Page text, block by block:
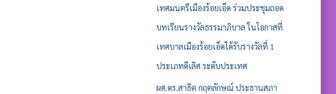
เทศมนตรีเมืองร้อยเอ็ด ร่วมประชุมถอด
บทเรียนรางวัลธรรมาภิบาล ในโอกาสที่
เทศบาลเมืองร้อยเอ็ดได้รับรางวัลที่ 1
ประเภทดีเลิศ ระดับประเทศ
ผศ.ดร.สาธิต กฤตลักษณ์ ประธานสภา